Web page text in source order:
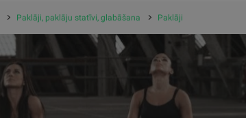
Paklāji, paklāju statīvi, glabāšana Paklāji